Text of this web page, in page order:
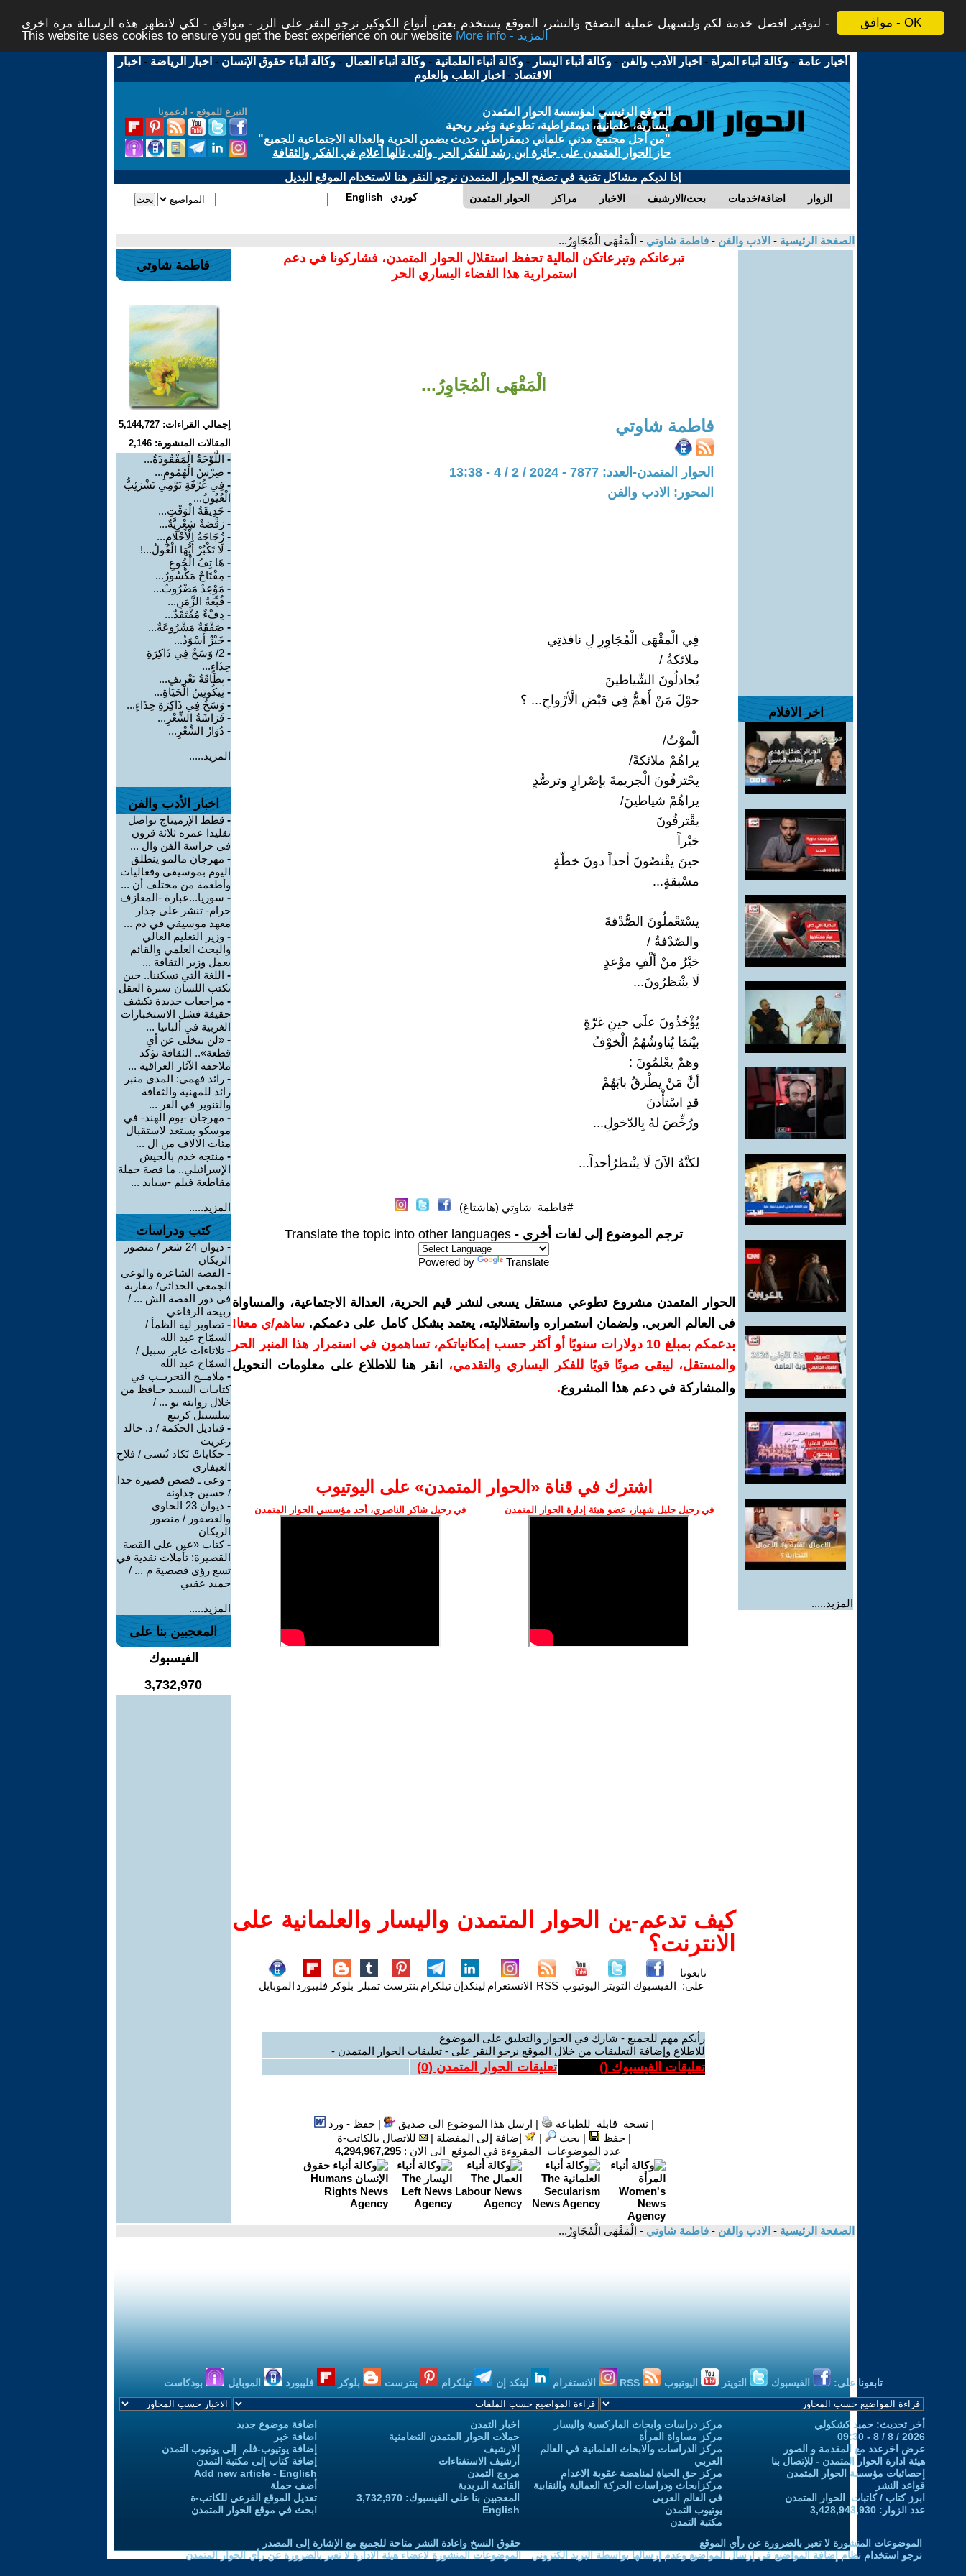
موافق - OK
لتوفير افضل خدمة لكم ولتسهيل عملية التصفح والنشر، الموقع يستخدم بعض أنواع الكوكيز نرجو النقر على الزر - موافق - لكي لاتظهر هذه الرسالة مرة اخرى -
This website uses cookies to ensure you get the best experience on our website
More info - المزيد
أخبار عامة -وكالة أنباء المرأة - اخبار الأدب والفن -وكالة أنباء اليسار -وكالة أنباء العلمانية -وكالة أنباء العمال -وكالة أنباء حقوق الإنسان - اخبار الرياضة - اخبار
الاقتصاد - اخبار الطب والعلوم
التبرع للموقع - ادعمونا
الموقع الرئيسي لمؤسسة الحوار المتمدن
يسارية، علمانية، ديمقراطية، تطوعية وغير ربحية
"من أجل مجتمع مدني علماني ديمقراطي حديث يضمن الحرية والعدالة الاجتماعية للجميع"
حاز الحوار المتمدن على جائزة ابن رشد للفكر الحر والتى نالها أعلام في الفكر والثقافة
إذا لديكم مشاكل تقنية في تصفح الحوار المتمدن نرجو النقر هنا لاستخدام الموقع البديل
الحوار المتمدن مراكز الاخبار بحث/الارشيف اضافة/خدمات الزوار English كوردي
الصفحة الرئيسية - الادب والفن - فاطمة شاوتي - الْمَقْهَى الْمُجَاوِرُ...
اخر الافلام
المزيد.....
تبرعاتكم وتبرعاتكن المالية تحفظ استقلال الحوار المتمدن، فشاركونا في دعم
استمرارية هذا الفضاء اليساري الحر
الْمَقْهَى الْمُجَاوِرُ...
فاطمة شاوتي
الحوار المتمدن-العدد: 7877 - 2024 / 2 / 4 - 13:38
المحور: الادب والفن
فِي الْمقْهَى الْمُجَاوِرِ لِ نافذتِي
ملائكةٌ /
يُجادلُونَ الشّياطينَ
حوْلَ مَنْ أَهمُّ فِي قبْضِ الْأرْواحِ... ؟
الْموْتُ/
يراهُمْ ملائكةً/
يحْترفُونَ الْجريمةَ بإصْرارٍ وترصُّدٍ
يراهُمْ شياطينَ/
يقْترفُونَ
خيْراً
حينَ يقْنصُونَ أحداً دونَ خطّةٍ
مسْبقةٍ...
يسْتعْملُونَ الصُّدْفةَ
والصّدْفةُ /
خيْرٌ منْ ألْفِ موْعدٍ
لَا ينْتظرُونَ...
يُؤْخَذُونَ علَى حينِ غرّةٍ
بيْنَمَا يُناوشُهُمُ الْخوْفُ
وهمْ يعْلمُونَ :
أنَّ مَنْ يطْرقُ بابَهُمْ
قدِ اسْتأْذنَ
ورُخِّصَ لهُ بِالدّخولِ...
لكنَّهُ الآنَ لَا ينْتظرُأحداً...
#فاطمة_شاوتي (هاشتاغ)
ترجم الموضوع إلى لغات أخرى - Translate the topic into other languages
Powered by Translate
الحوار المتمدن مشروع تطوعي مستقل يسعى لنشر قيم الحرية، العدالة الاجتماعية، والمساواة
في العالم العربي. ولضمان استمراره واستقلاليته، يعتمد بشكل كامل على دعمكم. ساهم/ي معنا!
بدعمكم بمبلغ 10 دولارات سنويًا أو أكثر حسب إمكانياتكم، تساهمون في استمرار هذا المنبر الحر
والمستقل، ليبقى صوتًا قويًا للفكر اليساري والتقدمي،
انقر هنا للاطلاع على معلومات التحويل
والمشاركة في دعم هذا المشروع.
اشترك في قناة ‫«الحوار المتمدن» على اليوتيوب
في رحيل جليل شهباز، عضو هيئة إدارة الحوار المتمدن في رحيل شاكر الناصري، أحد مؤسسي الحوار المتمدن
كيف تدعم-ين الحوار المتمدن واليسار والعلمانية على
الانترنت؟
تابعونا
على: الفيسبوك التويتر اليوتيوب RSS الانستغرام لينكدإنتيلكرام بنترست تمبلر بلوكر فليبورد الموبايل
رأيكم مهم للجميع - شارك في الحوار والتعليق على الموضوع
للاطلاع وإضافة التعليقات من خلال الموقع نرجو النقر على - تعليقات الحوار المتمدن -
تعليقات الفيسبوك () تعليقات الحوار المتمدن (0
)
| نسخة قابلة للطباعة | ارسل هذا الموضوع الى صديق |حفظ - ورد
|حفظ | بحث | إضافة إلى المفضلة |
للاتصال بالكاتب-ة
عدد الموضوعات المقروءة في الموقع الى الان : 4,294,967,295
فاطمة شاوتي
إجمالي القراءات: 5,144,727
المقالات المنشورة: 2,146
- اللَّوْحَةُ الْمَفْقُودَةُ...
- ضِرْسُ الْهُمُومِ...
- فِي غُرْفََةِ نَوْمِي تَشْرَئِبُّ
الْعُيُونُ...
- حَدِيقَةُ الْوَقْتِ...
- رَقْصَةٌ شِعْرِيَّةٌ...
- زُجَاجَةُ الْأَحْلَامِ...
- لَا تَكْبُرْ أَيُّهَا الْغُولُ...!
- هَا تِفُ الْجُوعِ
- مِفْتَاحٌ مَكْسُورٌ...
- مَوْعِدٌ مَضْرُوبٌ...
- قُبَّعَةُ الزَّمَنِ...
- دِفْءٌ مُفْتَقَدٌ...
- صَفْقَةٌ مَشْرُوعَةٌ...
- خَبْزٌ أَسْوَدُ...
-
2/ وَسَخٌ فِي ذَاكِرَةِ
حِذَاءٍ...
- بِطَاقَةُ تَعْرِيفٍ...
- نِيكُوتِينُ الْحَيَاةِ...
- وَسَخٌ فِي ذَاكِرَةِ حِذَاءٍ...
- فَرَاشَةُ الشِّعْرِ...
- دُوَارُ الشِّعْرِ...
المزيد.....
اخبار الأدب والفن
- قطط الإرميتاج تواصل
تقليدا عمره ثلاثة قرون
في حراسة الفن وال ...
- مهرجان مالمو ينطلق
اليوم بموسيقى وفعاليات
وأطعمة من مختلف أن ...
- سوريا...عبارة -المعازف
حرام- تنشر على جدار
معهد موسيقي في دم ...
- وزير التعليم العالي
والبحث العلمي والقائم
بعمل وزير الثقافة ...
- اللغة التي تسكننا.. حين
يكتب اللسان سيرة العقل
- مراجعات جديدة تكشف
حقيقة فشل الاستخبارات
الغربية في ألبانيا ...
- «لن نتخلى عن أي
قطعة».. الثقافة تؤكد
ملاحقة الآثار العراقية ...
- رائد فهمي: المدى منبر
رائد للمهنية والثقافة
والتنوير في العر ...
- مهرجان -يوم الهند- في
موسكو يستعد لاستقبال
مئات الآلاف من ال ...
- منتجه خدم بالجيش
الإسرائيلي.. ما قصة حملة
مقاطعة فيلم -سبايد ...
المزيد.....
كتب ودراسات
-
ديوان 24 شعر / منصور
الريكان
- القصة الشاعرة والوعي
الجمعي الحداثي/ مقاربة
في دور القصة الش ... /
ربيحة الرفاعي
- تصاوير لية الظمأ /
السمّاح عبد الله
- ثلاثاءات عابر سبيل /
السمّاح عبد الله
- ملامــح التجريــب في
كتابـات السيـد حـافظ من
خلال روايته يو ... /
سلسبيل كريبع
- قناديل الحكمة / د. خالد
زغريت
- حكاياتْ تَكاد تُنسى / فلاح
العيفاري
- وعي ـ قصص قصيرة جدا
/ حسين جداونه
-
ديوان 23 الحاوي
والعصفور / منصور
الريكان
-كتاب «عين على القصة
القصيرة: تأملات نقدية في
تسع رؤى قصصية م ... /
حميد عقبي
المزيد.....
المعجبين بنا على
الفيسبوك
3,732,970
الصفحة الرئيسية - الادب والفن - فاطمة شاوتي - الْمَقْهَى الْمُجَاوِرُ...
تابعونا على: الفيسبوك التويتر اليوتيوب الانستغرام لينكد إن تيلكرام بنترست بلوكر فليبورد الموبايل بودكاست
أخر تحديث: حميد كشكولي
2026 / 8 / 8 - 09:30
عرض اخرعدد مع المقدمة و الصور
هيئة ادارة الحوار المتمدن - للإتصال بنا
إحصائيات مؤسسة الحوار المتمدن
قواعد النشر
ابرز كتاب / كاتبات الحوار المتمدن
عدد الزوار: 3,428,943,930
مركز دراسات وابحاث الماركسية واليسار
مركز مساواة المرأة
مركز الدراسات والابحاث العلمانية في العالم
العربي
مركز حق الحياة لمناهضة عقوبة الاعدام
مركزابحاث ودراسات الحركة العمالية والنقابية
في العالم العربي
يوتيوب التمدن
مكتبة التمدن
اخبار التمدن
حملات الحوار المتمدن التضامنية
الارشيف
أرشيف الاستفتاءات
مروج التمدن
القائمة البريدية
المعجبين بنا على الفيسبوك: 3,732,970
English
اضافة موضوع جديد
اضافة خبر
إضافة يوتيوب-فلم إلى يوتيوب التمدن
إضافة كتاب إلى مكتبة التمدن
Add new article - English
أضف حملة
تعديل الموقع الفرعي للكاتب-ة
ابحث في موقع الحوار المتمدن
الموضوعات المنشورة لا تعبر بالضرورة عن رأي الموقع
نرجو استخدام نظام إضافة المواضيع في إرسال المواضيع وعدم إرسالها بواسطة البريد الكتروني
حقوق النسخ واعادة النشر متاحة للجميع مع الإشارة إلى المصدر
الموضوعات المنشورة لاعضاء هيئة الادارة لا تعبر بالضرورة عن رأي الحوار المتمدن